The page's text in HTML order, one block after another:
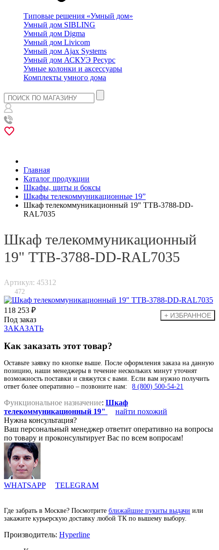
Типовые решения «Умный дом»
Умный дом SIBLING
Умный дом Digma
Умный дом Livicom
Умный дом Ajax Systems
Умный дом АСКУЭ Ресурс
Умные колонки и аксессуары
Комплекты умного дома
Главная
Каталог продукции
Шкафы, щиты и боксы
Шкафы телекоммуникационные 19”
Шкаф телекоммуникационный 19" TTB-3788-DD-
RAL7035
Шкаф телекоммуникационный
19" TTB-3788-DD-RAL7035
Артикул: 45312
472
118 253 ₽
Под заказ
ЗАКАЗАТЬ
Как заказать этот товар?
Оставьте заявку по кнопке выше. После оформления заказа на данную
позицию, наши менеджеры в течение нескольких минут уточнят
возможность поставки и свяжутся с вами. Если вам нужно получить
ответ более оперативно – позвоните нам:
8 (800) 500-54-21
Функциональное назначение: Шкаф
телекоммуникационный 19"
найти похожий
Нужна консультация?
Ваш персональный менеджер ответит оперативно на вопросы
по товару и проконсультирует Вас по всем вопросам!
WHATSAPP TELEGRAM
Где забрать в Москве? Посмотрите ближайшие пукнты выдачи или
закажите курьерскую доставку любой ТК по вышему выбору.
Производитель: Hyperline